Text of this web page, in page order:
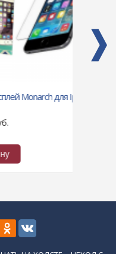
для Iphone 7